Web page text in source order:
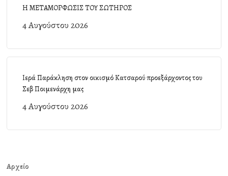
Η ΜΕΤΑΜΟΡΦΩΣΙΣ ΤΟΥ ΣΩΤΗΡΟΣ
4 Αυγούστου 2026
Ιερά Παράκληση στον οικισμό Κατσαρού προεξάρχοντος του
Σεβ Ποιμενάρχη μας
4 Αυγούστου 2026
Αρχείο